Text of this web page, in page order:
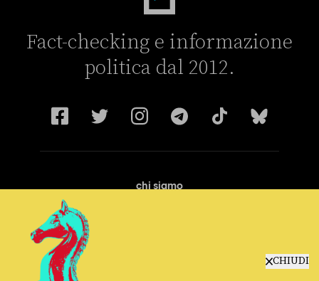
CHIUDI
Fact-checking e informazione
politica dal 2012.
chi siamo